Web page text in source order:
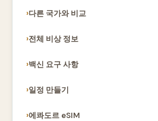
다른 국가와 비교
전체 비상 정보
백신 요구 사항
일정 만들기
에콰도르 eSIM